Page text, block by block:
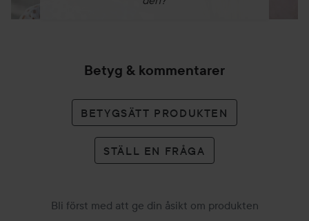
Betyg & kommentarer
BETYGSÄTT PRODUKTEN
STÄLL EN FRÅGA
Bli först med att ge din åsikt om produkten